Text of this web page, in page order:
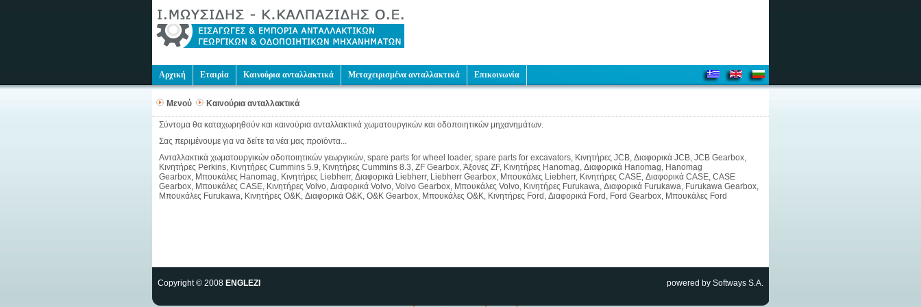
Αρχική Εταιρία Καινούρια ανταλλακτικά Μεταχειρισμένα ανταλλακτικά Επικοινωνία
Μενού Καινούρια ανταλλακτικά
Σύντομα θα καταχωρηθούν και καινούρια ανταλλακτικά χωματουργικών και οδοποιητικών μηχανημάτων.
Σας περιμένουμε για να δείτε τα νέα μας προϊόντα...
Ανταλλακτικά χωματουργικών οδοποιητικών γεωργικών, spare parts for wheel loader, spare parts for excavators, Κινητήρες JCB, Διαφορικά JCB, JCB Gearbox,
Κινητήρες Perkins, Κινητήρες Cummins 5.9, Κινητήρες Cummins 8.3, ZF Gearbox, Άξονες ZF, Κινητήρες Hanomag, Διαφορικά Hanomag, Hanomag
Gearbox, Μπουκάλες Hanomag, Κινητήρες Liebherr, Διαφορικά Liebherr, Liebherr Gearbox, Μπουκάλες Liebherr, Κινητήρες CASE, Διαφορικά CASE, CASE
Gearbox, Μπουκάλες CASE, Κινητήρες Volvo, Διαφορικά Volvo, Volvo Gearbox, Μπουκάλες Volvo, Κινητήρες Furukawa, Διαφορικά Furukawa, Furukawa Gearbox,
Μπουκάλες Furukawa, Κινητήρες O&K, Διαφορικά O&K, O&K Gearbox, Μπουκάλες O&K, Κινητήρες Ford, Διαφορικά Ford, Ford Gearbox, Μπουκάλες Ford
Copyright © 2008 ENGLEZI powered by Softways S.A.